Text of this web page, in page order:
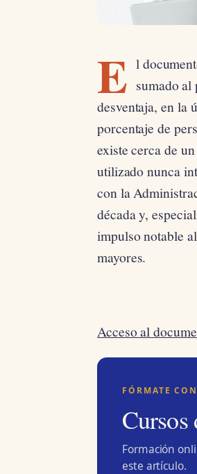
E l
sumado al
desventaja, en la
porcentaje de
existe cerca de
utilizado nunca
con la
década y,
impulso notable
mayores.
Acceso al
FÓRMATE
Formación
este artículo.